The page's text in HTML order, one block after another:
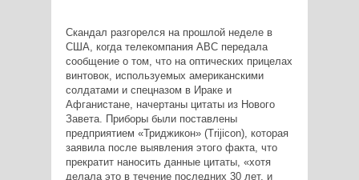
Скандал разгорелся на прошлой неделе в
США, когда телекомпания АВС передала
сообщение о том, что на оптических прицелах
винтовок, используемых американскими
солдатами и спецназом в Ираке и
Афганистане, начертаны цитаты из Нового
Завета. Приборы были поставлены
предприятием «Триджикон» (Trijicon), которая
заявила после выявления этого факта, что
прекратит наносить данные цитаты, «хотя
делала это в течение последних 30 лет, и